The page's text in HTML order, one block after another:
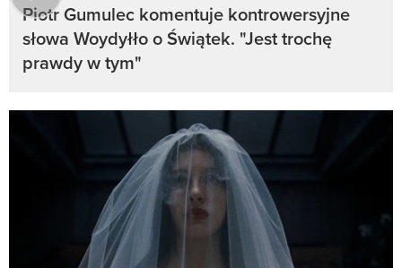
Piotr Gumulec komentuje kontrowersyjne
słowa Woydyłło o Świątek. "Jest trochę
prawdy w tym"